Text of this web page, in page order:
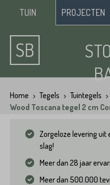
TUIN PROJECTEN
Home Tegels Tuintegels
Wood Toscana tegel 2 cm
Zorgeloze levering uit
slag!
Meer dan 28 jaar
Meer dan 500.000